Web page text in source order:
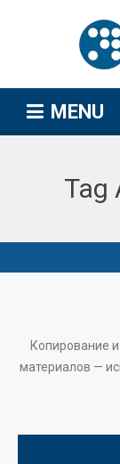
MENU
Tag
Копирование
материалов —